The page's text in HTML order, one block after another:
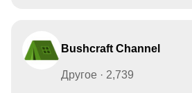
Bushcraft Channel
Другое · 2,739